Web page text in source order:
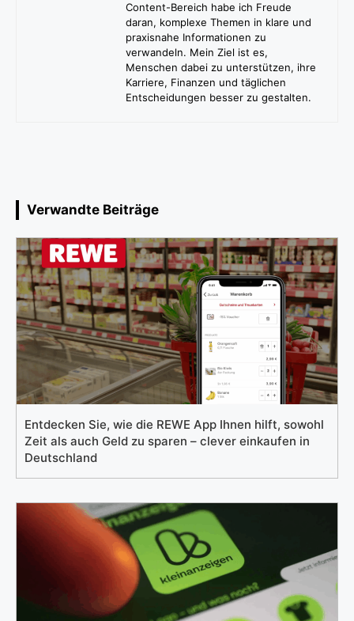
Content-Bereich habe ich Freude
daran, komplexe Themen in klare und
praxisnahe Informationen zu
verwandeln. Mein Ziel ist es,
Menschen dabei zu unterstützen, ihre
Karriere, Finanzen und täglichen
Entscheidungen besser zu gestalten.
Verwandte Beiträge
Entdecken Sie, wie die REWE App Ihnen hilft, sowohl
Zeit als auch Geld zu sparen – clever einkaufen in
Deutschland